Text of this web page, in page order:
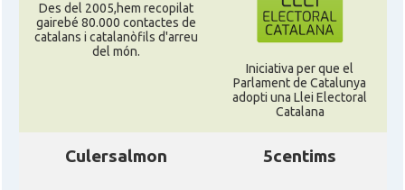
Des del 2005,hem recopilat
gairebé 80.000 contactes de
catalans i catalanòfils d'arreu
del món.
Iniciativa per que el
Parlament de Catalunya
adopti una Llei Electoral
Catalana
Culersalmon 5centims